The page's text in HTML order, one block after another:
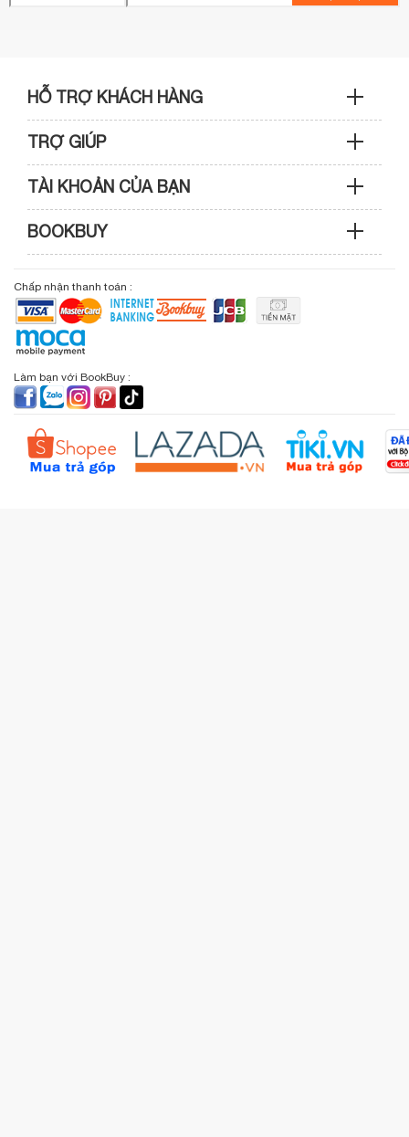
HỖ TRỢ KHÁCH HÀNG
Sản phẩm & Đơn hàng: 0933 109 009
Kỹ thuật & Bảo hành: 0989 439 986
Điện thoại: (028) 3820 7153 (giờ hành chính)
Email: info@bookbuy.vn
Địa chỉ: 9 Lý Văn Phức, P. Tân Định, TP.HCM
Sơ đồ đường đi
TRỢ GIÚP
Hướng dẫn mua hàng
Phương thức vận chuyển
Chính sách đổi - trả
Chính sách bồi hoàn
Câu hỏi thường gặp (FAQs)
TÀI KHOẢN CỦA BẠN
Cập nhật tài khoản
Giỏ hàng
Lịch sử giao dịch
Sản phẩm yêu thích
Kiểm tra đơn hàng
BOOKBUY
BookBuy trên Facebook
Liên hệ BookBuy
Đặt hàng theo yêu cầu
Chấp nhận thanh toán :
Làm bạn với BookBuy :